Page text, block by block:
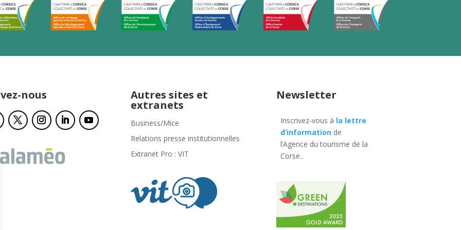
nous Autres sites et
extranets
Business/Mice
Relations presse institutionnelles
Extranet Pro : VIT
Newsletter
Inscrivez-vous à la lettre
d’information de
l’Agence du tourisme de la
Corse..